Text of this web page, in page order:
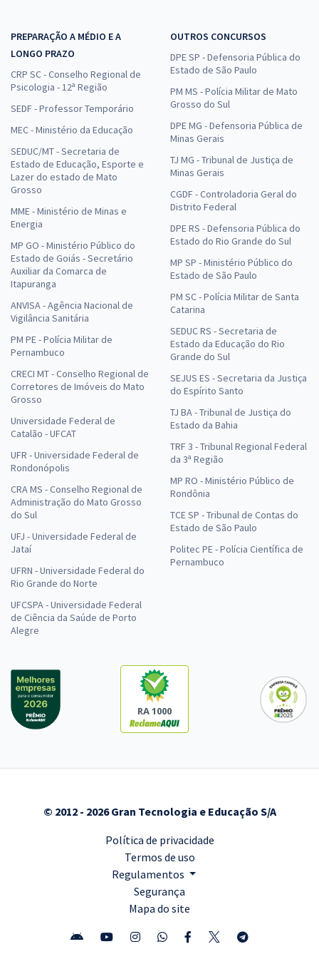
PREPARAÇÃO A MÉDIO E A
LONGO PRAZO
CRP SC - Conselho Regional de
Psicologia - 12ª Região
SEDF - Professor Temporário
MEC - Ministério da Educação
SEDUC/MT - Secretaria de
Estado de Educação, Esporte e
Lazer do estado de Mato
Grosso
MME - Ministério de Minas e
Energia
MP GO - Ministério Público do
Estado de Goiás - Secretário
Auxiliar da Comarca de
Itapuranga
ANVISA - Agência Nacional de
Vigilância Sanitária
PM PE - Polícia Militar de
Pernambuco
CRECI MT - Conselho Regional de
Corretores de Imóveis do Mato
Grosso
Universidade Federal de
Catalão - UFCAT
UFR - Universidade Federal de
Rondonópolis
CRA MS - Conselho Regional de
Administração do Mato Grosso
do Sul
UFJ - Universidade Federal de
Jataí
UFRN - Universidade Federal do
Rio Grande do Norte
UFCSPA - Universidade Federal
de Ciência da Saúde de Porto
Alegre
OUTROS CONCURSOS
DPE SP - Defensoria Pública do
Estado de São Paulo
PM MS - Polícia Militar de Mato
Grosso do Sul
DPE MG - Defensoria Pública de
Minas Gerais
TJ MG - Tribunal de Justiça de
Minas Gerais
CGDF - Controladoria Geral do
Distrito Federal
DPE RS - Defensoria Pública do
Estado do Rio Grande do Sul
MP SP - Ministério Público do
Estado de São Paulo
PM SC - Polícia Militar de Santa
Catarina
SEDUC RS - Secretaria de
Estado da Educação do Rio
Grande do Sul
SEJUS ES - Secretaria da Justiça
do Espírito Santo
TJ BA - Tribunal de Justiça do
Estado da Bahia
TRF 3 - Tribunal Regional Federal
da 3ª Região
MP RO - Ministério Público de
Rondônia
TCE SP - Tribunal de Contas do
Estado de São Paulo
Politec PE - Polícia Científica de
Pernambuco
RA 1000
© 2012 - 2026 Gran Tecnologia e Educação S/A
Política de privacidade
Termos de uso
Regulamentos
Segurança
Mapa do site